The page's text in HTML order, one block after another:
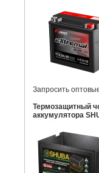
Запросить
Термозащитный
аккумулятора